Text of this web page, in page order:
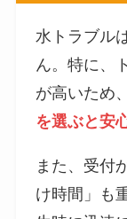
水トラブル
ん。特に、
が高いため
を選ぶと安
また、受付
け時間」も